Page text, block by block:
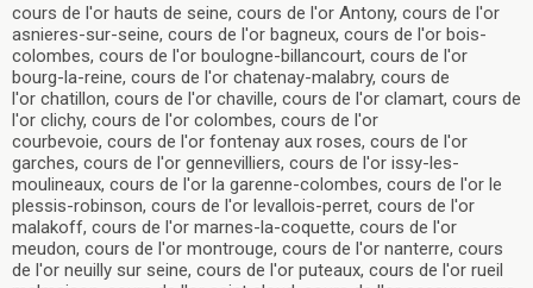
cours de l'or hauts de seine, cours de l'or Antony, cours de l'or
asnieres-sur-seine, cours de l'or bagneux, cours de l'or bois-
colombes, cours de l'or boulogne-billancourt, cours de l'or
bourg-la-reine, cours de l'or chatenay-malabry, cours de
l'or chatillon, cours de l'or chaville, cours de l'or clamart, cours de
l'or clichy, cours de l'or colombes, cours de l'or
courbevoie, cours de l'or fontenay aux roses, cours de l'or
garches, cours de l'or gennevilliers, cours de l'or issy-les-
moulineaux, cours de l'or la garenne-colombes, cours de l'or le
plessis-robinson, cours de l'or levallois-perret, cours de l'or
malakoff, cours de l'or marnes-la-coquette, cours de l'or
meudon, cours de l'or montrouge, cours de l'or nanterre, cours
de l'or neuilly sur seine, cours de l'or puteaux, cours de l'or rueil